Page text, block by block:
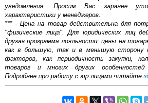
уведомления. Просим Вас заранее
характеристики у менеджеров.
*** - Цена на товар действительна для
"физические лица". Для юридических лиц
другая программа лояльности: цены на
как в большую, так и в меньшую сторону
факторов, как периодичность закупки,
товаров и многих других
Подробнее про работу с юр.лицами читайте